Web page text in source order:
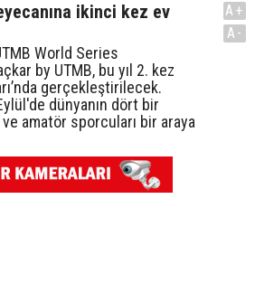
ikinci kez ev
World Series
by UTMB, bu yıl 2. kez
gerçekleştirilecek.
dünyanın dört bir
amatör sporcuları bir araya
A+
A-